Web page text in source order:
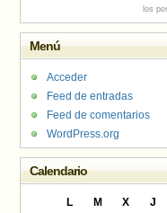
los
Menú
Acceder
Feed de entradas
Feed de comentarios
WordPress.org
Calendario
L M X J